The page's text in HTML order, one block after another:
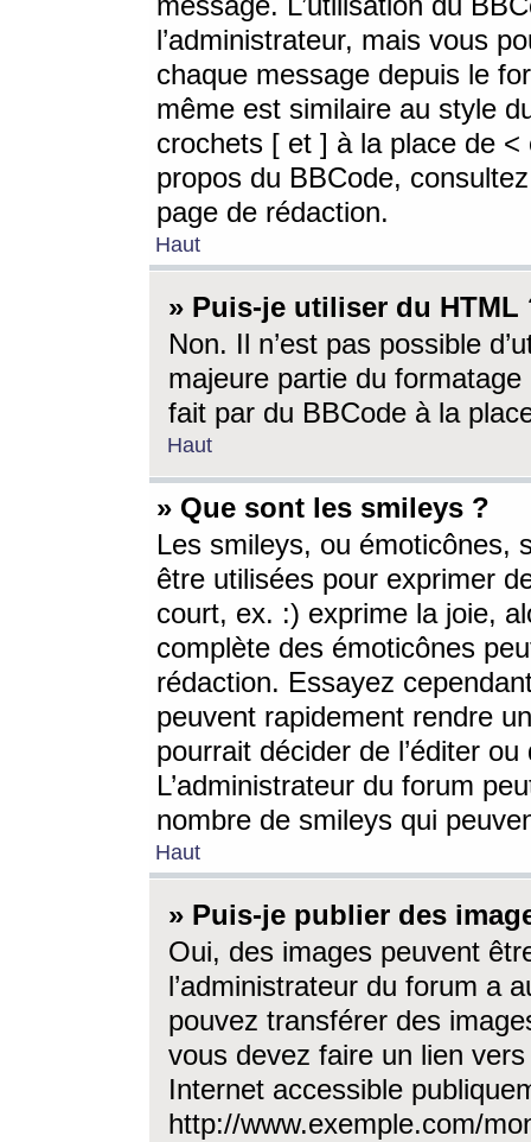
l’administrateur, mais vous
chaque message depuis le
même est similaire au style
crochets [ et ] à la place de <
propos du BBCode,
page de rédaction.
Haut
» Puis-je utiliser du HTML
Non. Il n’est pas possible
majeure partie du
fait par du BBCode à la
Haut
» Que sont les smileys ?
Les smileys, ou émoticônes,
être utilisées pour exprimer
court, ex. :) exprime la joie,
complète des émoticônes
rédaction. Essayez
peuvent rapidement rendre
pourrait décider de l’éditer
L’administrateur du forum
nombre de smileys qui
Haut
» Puis-je publier des
Oui, des images peuvent
l’administrateur du forum a
pouvez transférer des
vous devez faire un lien
Internet accessible
http://www.exemple.com/